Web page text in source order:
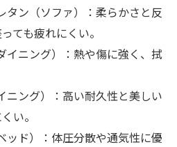
タン（ソファ）：柔らかさと反
ても疲れにくい。
イニング）：熱や傷に強く、拭
ニング）：高い耐久性と美しい
い。
ッド）：体圧分散や通気性に優